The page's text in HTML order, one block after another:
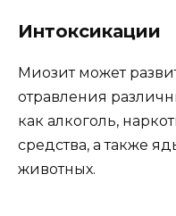
Интоксикации
Миозит может
отравления
как алкоголь,
средства, а также
животных.